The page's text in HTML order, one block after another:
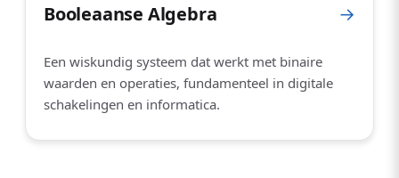
Booleaanse Algebra →
Een wiskundig systeem dat werkt met binaire
waarden en operaties, fundamenteel in digitale
schakelingen en informatica.